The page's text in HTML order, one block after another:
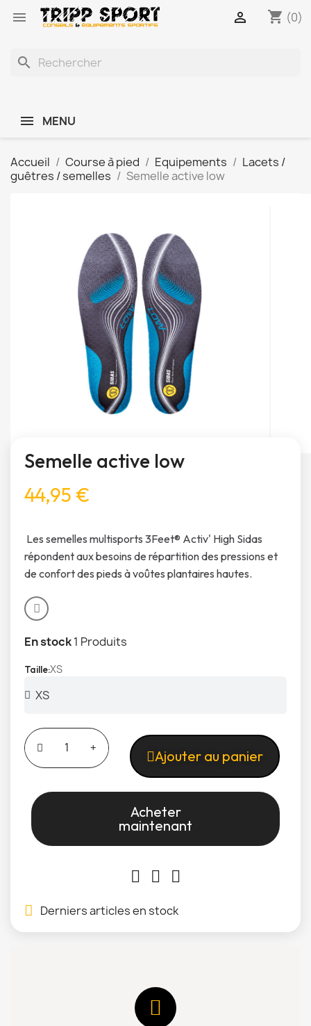
 shopping_cart (0)

search
MENU
Accueil Course à pied Equipements
Lacets /
guêtres / semelles
Semelle active low
Semelle active low
44,95 €
Les semelles multisports 3Feet® Activ' High Sidas
répondent aux besoins de répartition des pressions et
de confort des pieds à voûtes plantaires hautes.
En stock1 Produits
TailleXS
Ajouter au panier
Acheter
maintenant
Derniers articles en stock